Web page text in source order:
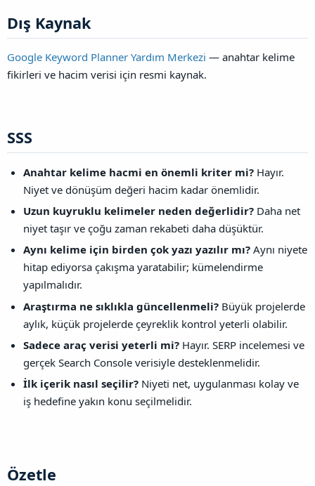
Dış Kaynak​
Google Keyword Planner Yardım Merkezi — anahtar kelime
fikirleri ve hacim verisi için resmi kaynak.
SSS​
Anahtar kelime hacmi en önemli kriter mi? Hayır.
Niyet ve dönüşüm değeri hacim kadar önemlidir.
Uzun kuyruklu kelimeler neden değerlidir? Daha net
niyet taşır ve çoğu zaman rekabeti daha düşüktür.
Aynı kelime için birden çok yazı yazılır mı? Aynı niyete
hitap ediyorsa çakışma yaratabilir; kümelendirme
yapılmalıdır.
Araştırma ne sıklıkla güncellenmeli? Büyük projelerde
aylık, küçük projelerde çeyreklik kontrol yeterli olabilir.
Sadece araç verisi yeterli mi? Hayır. SERP incelemesi ve
gerçek Search Console verisiyle desteklenmelidir.
İlk içerik nasıl seçilir? Niyeti net, uygulanması kolay ve
iş hedefine yakın konu seçilmelidir.
Özetle​